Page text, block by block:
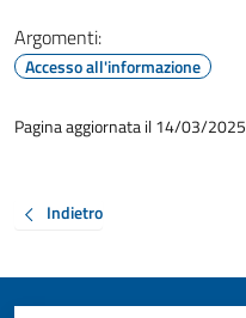
Argomenti:
Accesso all'informazione
Pagina aggiornata il 14/03/2025
Indietro